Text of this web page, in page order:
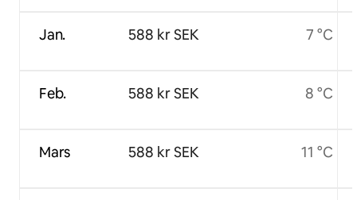
Jan.
Feb.
Mars
588 kr SEK
588 kr SEK
588 kr SEK
7 °C
8 °C
11 °C